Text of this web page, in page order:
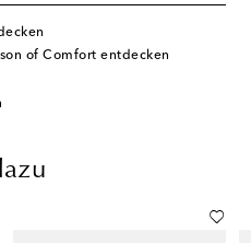
of Comfort entdecken